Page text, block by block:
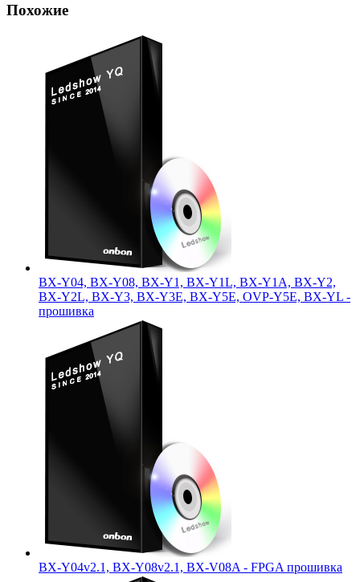
Похожие
BX-Y04, BX-Y08, BX-Y1, BX-Y1L, BX-Y1A, BX-Y2,
BX-Y2L, BX-Y3, BX-Y3E, BX-Y5E, OVP-Y5E, BX-YL -
прошивка
BX-Y04v2.1, BX-Y08v2.1, BX-V08A - FPGA прошивка